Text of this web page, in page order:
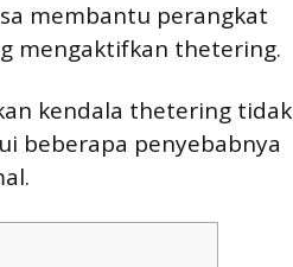
membantu perangkat
mengaktifkan thetering.
kendala thetering tidak
beberapa penyebabnya